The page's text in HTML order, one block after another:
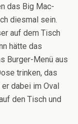
das Big Mac-
diesmal sein.
auf dem Tisch
hätte das
Burger-Menü aus
trinken, das
dabei im Oval
den Tisch und